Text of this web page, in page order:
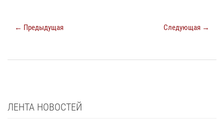
← Предыдущая Следующая →
ЛЕНТА НОВОСТЕЙ